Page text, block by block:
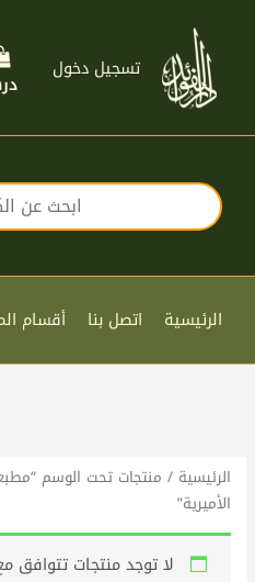
المحتوى
تسجيل دخول
الرئيسية اتصل بنا أقسام
الرئيسية / منتجات تحت الوسم
الأميرية”
لا توجد منتجات تتوافق